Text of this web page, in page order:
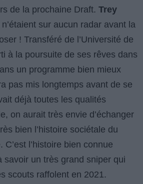
de la prochaine Draft. Trey
sur aucun radar avant la
! Transféré de l’Université de
à la poursuite de ses rêves dans
un programme bien mieux
pas mis longtemps avant de se
déjà toutes les qualités
on aurait très envie d’échanger
bien l’histoire sociétale du
l’histoire bien connue
un très grand sniper qui
scouts raffolent en 2021.